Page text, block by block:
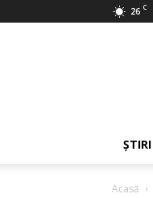
26 C
ŞTIRI
Acasă